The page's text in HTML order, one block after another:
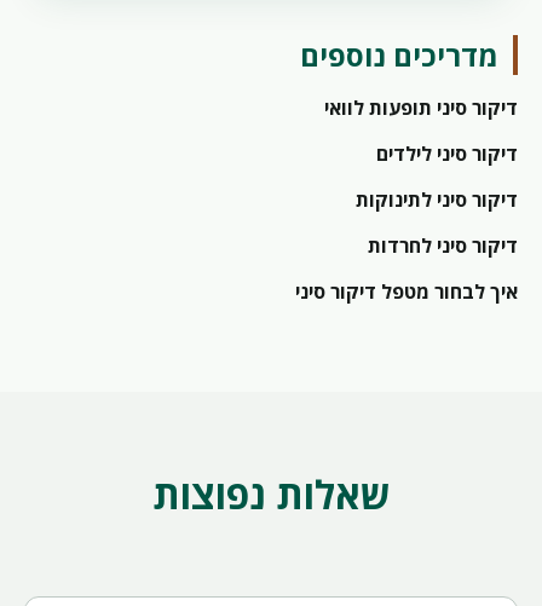
מדריכים נוספים
דיקור סיני תופעות לוואי
דיקור סיני לילדים
דיקור סיני לתינוקות
דיקור סיני לחרדות
איך לבחור מטפל דיקור סיני
שאלות נפוצות